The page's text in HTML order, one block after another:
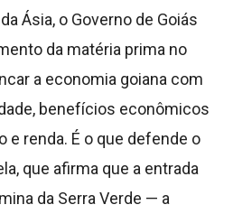
Ásia, o Governo de Goiás
da matéria prima no
a economia goiana com
benefícios econômicos
e renda. É o que defende o
que afirma que a entrada
da Serra Verde — a